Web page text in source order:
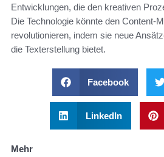
Entwicklungen, die den kreativen
Die Technologie könnte den Content-
revolutionieren, indem sie neue
die Texterstellung bietet.
Facebook
LinkedIn
Mehr